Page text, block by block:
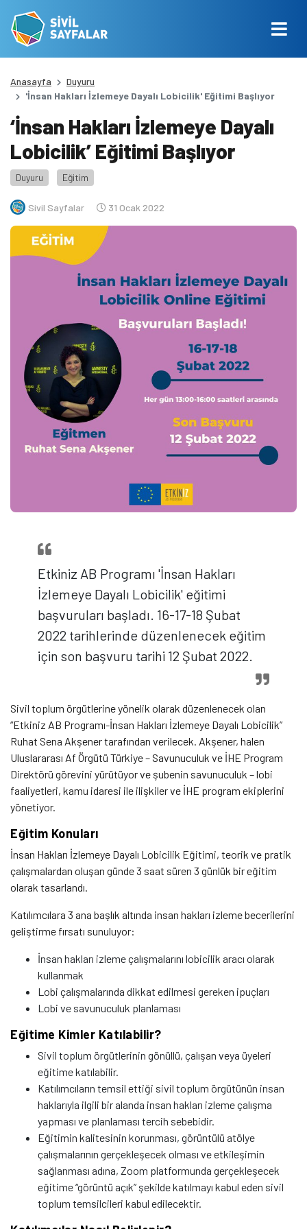
Anasayfa
Duyuru
'İnsan Hakları İzlemeye Dayalı Lobicilik' Eğitimi Başlıyor
‘İnsan Hakları İzlemeye Dayalı
Lobicilik’ Eğitimi Başlıyor
Duyuru Eğitim
Sivil Sayfalar 31 Ocak 2022
Etkiniz AB Programı 'İnsan Hakları
İzlemeye Dayalı Lobicilik' eğitimi
başvuruları başladı. 16-17-18 Şubat
2022 tarihlerinde düzenlenecek eğitim
için son başvuru tarihi 12 Şubat 2022.
Sivil toplum örgütlerine yönelik olarak düzenlenecek olan
“Etkiniz AB Programı-İnsan Hakları İzlemeye Dayalı Lobicilik”
Ruhat Sena Akşener tarafından verilecek. Akşener, halen
Uluslararası Af Örgütü Türkiye – Savunuculuk ve İHE Program
Direktörü görevini yürütüyor ve şubenin savunuculuk – lobi
faaliyetleri, kamu idaresi ile ilişkiler ve İHE program ekiplerini
yönetiyor.
Eğitim Konuları
İnsan Hakları İzlemeye Dayalı Lobicilik Eğitimi, teorik ve pratik
çalışmalardan oluşan günde 3 saat süren 3 günlük bir eğitim
olarak tasarlandı.
Katılımcılara 3 ana başlık altında insan hakları izleme becerilerini
geliştirme fırsatı sunuluyor:
İnsan hakları izleme çalışmalarını lobicilik aracı olarak
kullanmak
Lobi çalışmalarında dikkat edilmesi gereken ipuçları
Lobi ve savunuculuk planlaması
Eğitime Kimler Katılabilir?
Sivil toplum örgütlerinin gönüllü, çalışan veya üyeleri
eğitime katılabilir.
Katılımcıların temsil ettiği sivil toplum örgütünün insan
haklarıyla ilgili bir alanda insan hakları izleme çalışma
yapması ve planlaması tercih sebebidir.
Eğitimin kalitesinin korunması, görüntülü atölye
çalışmalarının gerçekleşecek olması ve etkileşimin
sağlanması adına, Zoom platformunda gerçekleşecek
eğitime “görüntü açık” şekilde katılmayı kabul eden sivil
toplum temsilcileri kabul edilecektir.